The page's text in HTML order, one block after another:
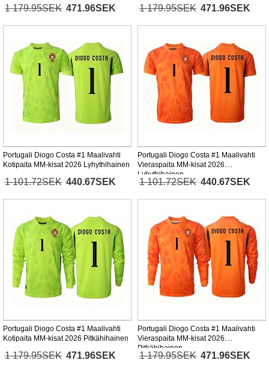
1 179.95SEK 471.96SEK 1 179.95SEK 471.96SEK
Portugali Diogo Costa #1 Maalivahti
Kotipaita MM-kisat 2026 Lyhythihainen
1 101.72SEK 440.67SEK
Portugali Diogo Costa #1 Maalivahti
Vieraspaita MM-kisat 2026
Lyhythihainen
1 101.72SEK 440.67SEK
Portugali Diogo Costa #1 Maalivahti
Kotipaita MM-kisat 2026 Pitkähihainen
1 179.95SEK 471.96SEK
Portugali Diogo Costa #1 Maalivahti
Vieraspaita MM-kisat 2026
Pitkähihainen
1 179.95SEK 471.96SEK